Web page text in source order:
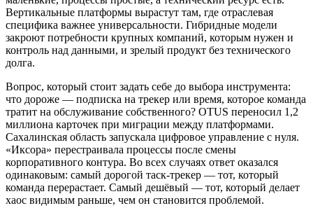
Вертикальные платформы вырастут там, где отраслевая
специфика важнее универсальности. Гибридные модели
закроют потребности крупных компаний, которым нужен и
контроль над данными, и зрелый продукт без технического
долга.
Вопрос, который стоит задать себе до выбора инструмента:
что дороже — подписка на трекер или время, которое команда
тратит на обслуживание собственного? OTUS переносил 1,2
миллиона карточек при миграции между платформами.
Сахалинская область запускала цифровое управление с нуля.
«Иксора» перестраивала процессы после смены
корпоративного контура. Во всех случаях ответ оказался
одинаковым: самый дорогой таск-трекер — тот, который
команда перерастает. Самый дешёвый — тот, который делает
хаос видимым раньше, чем он становится проблемой.